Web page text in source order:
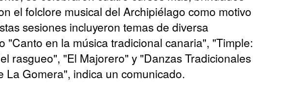
el folclore musical del Archipiélago como motivo
sesiones incluyeron temas de diversa
"Canto en la música tradicional canaria", "Timple:
rasgueo", "El Majorero" y "Danzas Tradicionales
La Gomera", indica un comunicado.